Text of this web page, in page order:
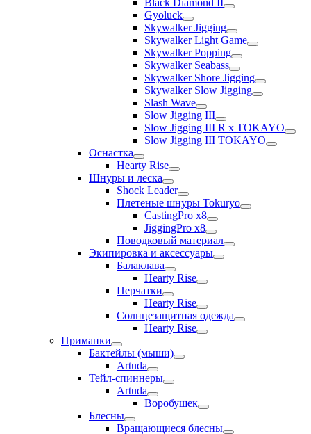
Black Diamond II
Gyoluck
Skywalker Jigging
Skywalker Light Game
Skywalker Popping
Skywalker Seabass
Skywalker Shore Jigging
Skywalker Slow Jigging
Slash Wave
Slow Jigging III
Slow Jigging III R x TOKAYO
Slow Jigging III TOKAYO
Оснастка
Hearty Rise
Шнуры и леска
Shock Leader
Плетеные шнуры Tokuryo
CastingPro x8
JiggingPro x8
Поводковый материал
Экипировка и аксессуары
Балаклава
Hearty Rise
Перчатки
Hearty Rise
Солнцезащитная одежда
Hearty Rise
Приманки
Бактейлы (мыши)
Artuda
Тейл-спиннеры
Artuda
Воробушек
Блесны
Вращающиеся блесны